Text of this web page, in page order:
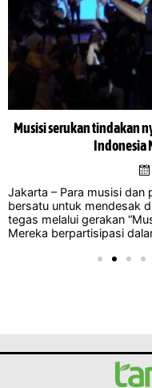
Musisi serukan tindakan
Indonesia
Jakarta – Para musisi dan
bersatu untuk mendesak
tegas melalui gerakan
Mereka berpartisipasi